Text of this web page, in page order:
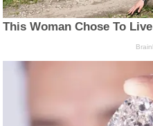
This Woman Chose To